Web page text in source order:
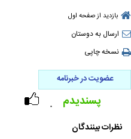
بازدید از صفحه اول
ارسال به دوستان
نسخه چاپی
عضویت در خبرنامه
۰ پسندیدم
نظرات بینندگان